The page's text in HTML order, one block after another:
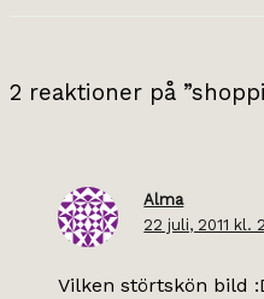
2 reaktioner på
Alma
22 juli, 2011 kl.
Vilken störtskön bild